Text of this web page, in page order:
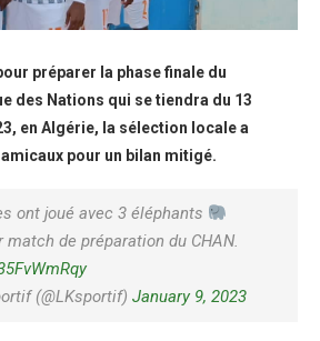
préparer la phase finale du
des Nations qui se tiendra du 13
en Algérie, la sélection locale a
pour un bilan mitigé.
ont joué avec 3 éléphants
de préparation du CHAN.
(@LKsportif) January 9, 2023